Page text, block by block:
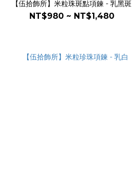
【伍拾飾所】米粒珠斑點項鍊 - 乳黑斑
NT$980 ~ NT$1,480